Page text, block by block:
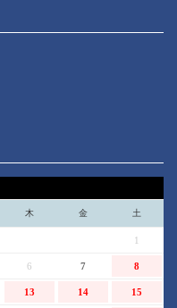
木 金 土
1
6 7 8
13 14 15